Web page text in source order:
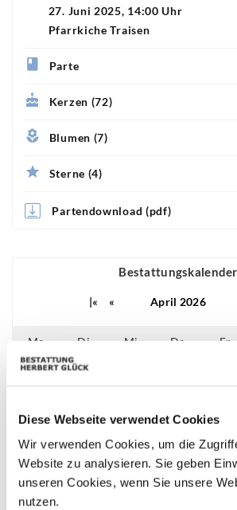
Diese Webseite verwendet Cookies
Wir verwenden Cookies, um die
Website zu analysieren. Sie geben
unseren Cookies, wenn Sie unsere
nutzen.
27. Juni 2025, 14:00 Uhr
Pfarrkiche Traisen
Parte
Kerzen (72)
Blumen (7)
Sterne (4)
Partendownload (pdf)
Bestattungskalender
|« « April 2026
Mo Di Mi Do Fr
06 07 08 09 10
13 14 15 16 17
20 21 22 23 24